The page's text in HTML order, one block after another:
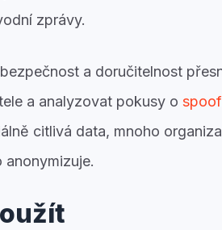
zprávy.
a doručitelnost
a analyzovat pokusy o
citlivá data, mnoho
anonymizuje.